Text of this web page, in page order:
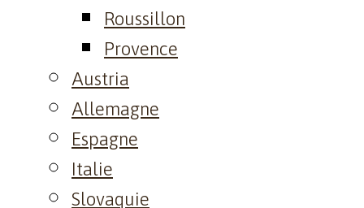
Roussillon
Provence
Austria
Allemagne
Espagne
Italie
Slovaquie